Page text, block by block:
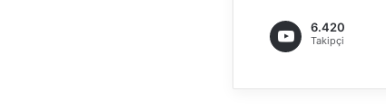
6.420
Takipçi